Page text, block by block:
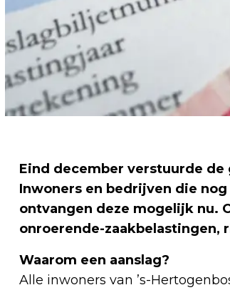
Eind december verstuurde
Inwoners en bedrijven die
ontvangen deze mogelijk nu.
onroerende-
Waarom een aanslag?
Alle inwoners van ’s-